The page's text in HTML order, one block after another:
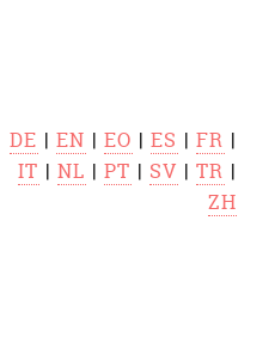
DE |EN |EO |ES |FR |
IT |NL |PT | SV |TR |
ZH